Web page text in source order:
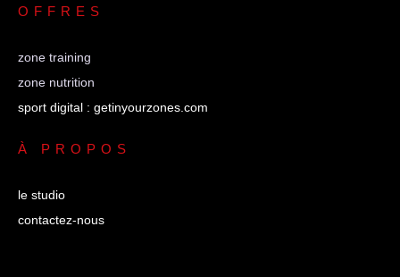
OFFRES
zone training
zone nutrition
sport digital : getinyourzones.com
À PROPOS
le studio
contactez-nous